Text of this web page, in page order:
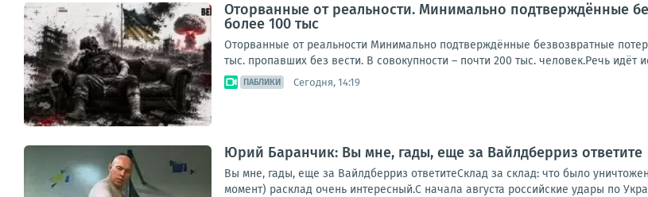
Оторванные от реальности. Минимально подтверждённые
более 100 тыс
Оторванные от реальности Минимально подтверждённые безвозвратные
тыс. пропавших без вести. В совокупности – почти 200 тыс. человек.Речь идёт
ПАБЛИКИ Сегодня, 14:19
Юрий Баранчик: Вы мне, гады, еще за Вайлдберриз ответите
Вы мне, гады, еще за Вайлдберриз ответитеСклад за склад: что было
момент) расклад очень интересный.С начала августа российские удары по